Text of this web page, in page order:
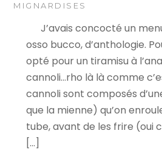
MIGNARDISES
J’avais concocté un
osso bucco, d’anthologie.
opté pour un tiramisu à
cannoli…rho là là comme
cannoli sont composés
que la mienne) qu’on
tube, avant de les frire (oui
[…]